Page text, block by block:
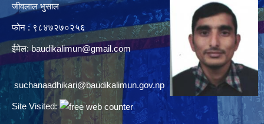
जीवलाल भुसाल
फोन : ९८४७२७०२५६
ईमेल: baudikalimun@gmail.com
suchanaadhikari@baudikalimun.gov.np
Site Visited: